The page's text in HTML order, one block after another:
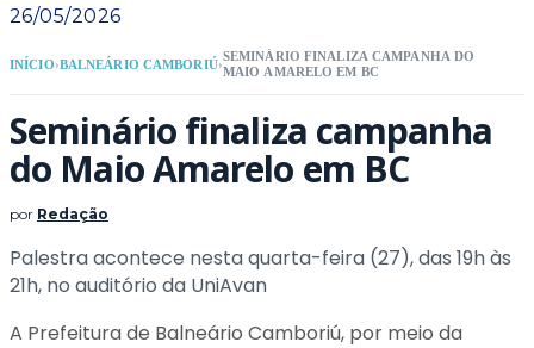
26/05/2026
INÍCIO›BALNEÁRIO CAMBORIÚ›
SEMINÁRIO FINALIZA CAMPANHA DO
MAIO AMARELO EM BC
Seminário finaliza campanha
do Maio Amarelo em BC
por Redação
Palestra acontece nesta quarta-feira (27), das 19h às
21h, no auditório da UniAvan
A Prefeitura de Balneário Camboriú, por meio da